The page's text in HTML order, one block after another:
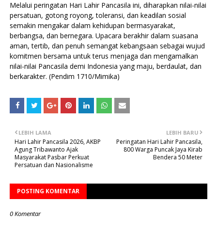
Melalui peringatan Hari Lahir Pancasila ini, diharapkan nilai-nilai
persatuan, gotong royong, toleransi, dan keadilan sosial
semakin mengakar dalam kehidupan bermasyarakat,
berbangsa, dan bernegara. Upacara berakhir dalam suasana
aman, tertib, dan penuh semangat kebangsaan sebagai wujud
komitmen bersama untuk terus menjaga dan mengamalkan
nilai-nilai Pancasila demi Indonesia yang maju, berdaulat, dan
berkarakter. (Pendim 1710/Mimika)
LEBIH BARU
Peringatan Hari Lahir Pancasila,
800 Warga Puncak Jaya Kirab
Bendera 50 Meter
LEBIH LAMA
Hari Lahir Pancasila 2026, AKBP
Agung Tribawanto Ajak
Masyarakat Pasbar Perkuat
Persatuan dan Nasionalisme
POSTING KOMENTAR
0 Komentar